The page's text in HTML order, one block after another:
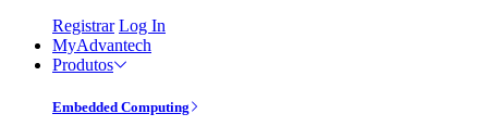
Registrar Log In
MyAdvantech
Produtos
Embedded Computing